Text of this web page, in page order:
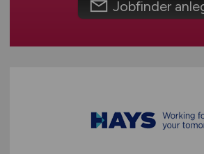
Technik / Ingenieurwesen
Umwelt / Natur
Gewerbe allgemein
Industrie allgemein
Jobfinder